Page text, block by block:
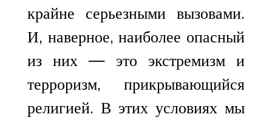
крайне серьезными вызовами.
И, наверное, наиболее опасный
из них — это экстремизм и
терроризм, прикрывающийся
религией. В этих условиях мы